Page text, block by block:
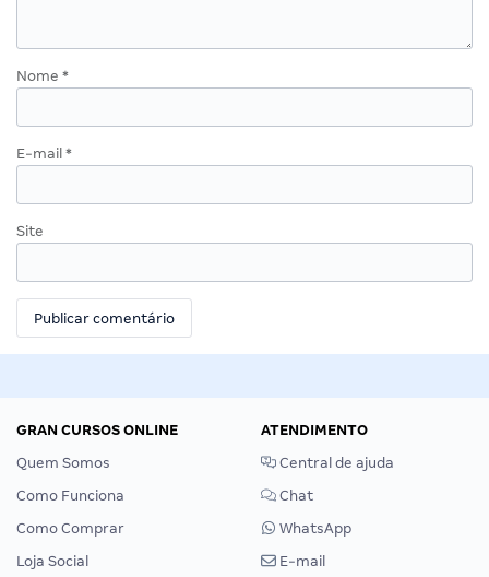
Nome *
E-mail *
Site
GRAN CURSOS ONLINE
Quem Somos
Como Funciona
Como Comprar
Loja Social
ATENDIMENTO
Central de ajuda
Chat
WhatsApp
E-mail